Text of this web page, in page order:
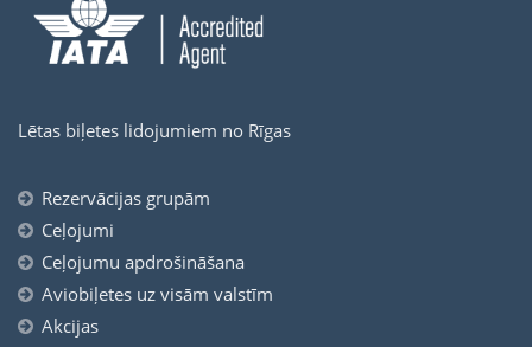
Lētas biļetes lidojumiem no Rīgas
Rezervācijas grupām
Ceļojumi
Ceļojumu apdrošināšana
Aviobiļetes uz visām valstīm
Akcijas